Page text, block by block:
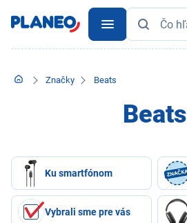
Značky Beats
Beats
Ku smartfónom
Vybrali sme pre vás